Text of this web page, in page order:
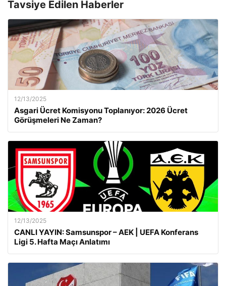
Tavsiye Edilen Haberler
12/13/2025
Asgari Ücret Komisyonu Toplanıyor: 2026 Ücret
Görüşmeleri Ne Zaman?
12/13/2025
CANLI YAYIN: Samsunspor – AEK | UEFA Konferans
Ligi 5. Hafta Maçı Anlatımı